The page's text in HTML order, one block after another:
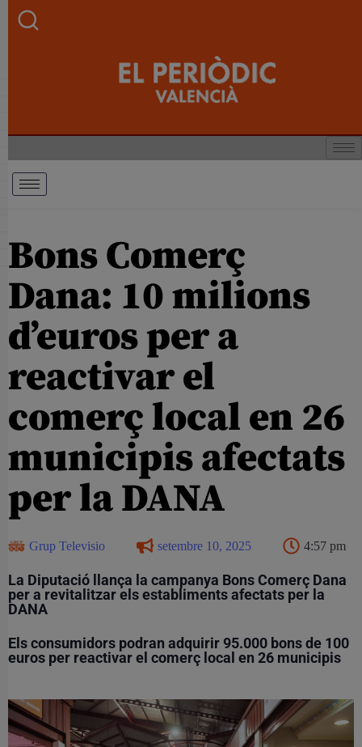
Bons Comerç
Dana: 10 milions
d’euros per a
reactivar el
comerç local en 26
municipis afectats
per la DANA
Grup Televisio setembre 10, 2025 4:57 pm
La Diputació llança la campanya Bons Comerç Dana
per a revitalitzar els establiments afectats per la
DANA
Els consumidors podran adquirir 95.000 bons de 100
euros per reactivar el comerç local en 26 municipis